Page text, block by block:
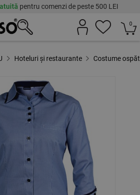
pentru comenzi de peste 500 LEI
0
Hoteluri și restaurante Costume